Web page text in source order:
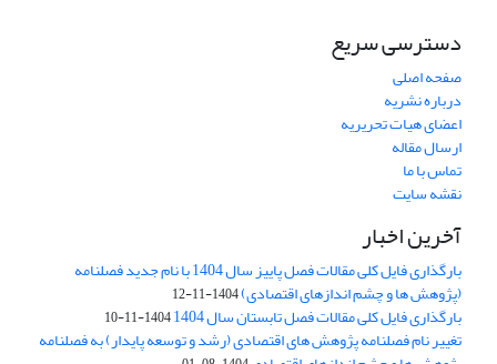
دسترسی سریع
صفحه اصلی
درباره نشریه
اعضای هیات تحریریه
ارسال مقاله
تماس با ما
نقشه سایت
آخرین اخبار
بارگذاری فایل کلی مقالات فصل پاییز سال 1404 با نام جدید فصلنامه
(پژوهش ها و چشم اندازهای اقتصادی)1404-11-12
بارگذاری فایل کلی مقالات فصل تابستان سال 1404 1404-11-10
تغییر نام فصلنامه پژوهش های اقتصادی (رشد و توسعه پایدار) به فصلنامه